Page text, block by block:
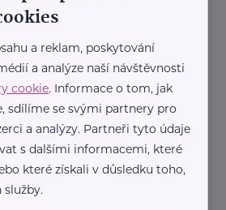
a reklam, poskytování
a analýze naší návštěvnosti
cookie. Informace o tom, jak
sdílíme se svými partnery pro
a analýzy. Partneři tyto údaje
s dalšími informacemi, které
které získali v důsledku toho,
služby.